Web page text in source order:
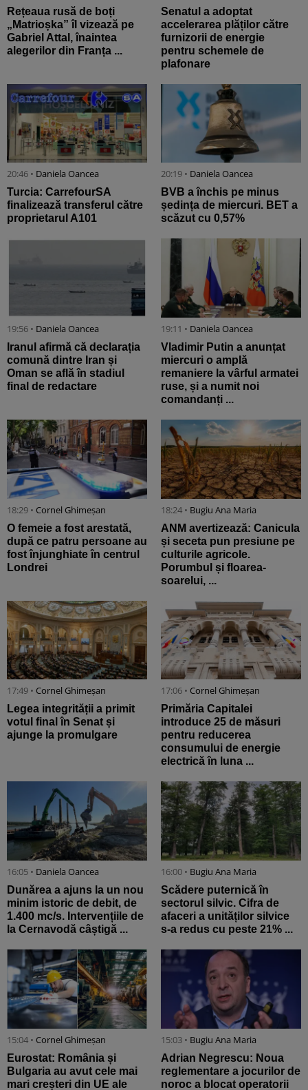
Rețeaua rusă de boți
„Matrioșka” îl vizează pe
Gabriel Attal, înaintea
alegerilor din Franța ...
Senatul a adoptat
accelerarea plăților către
furnizorii de energie
pentru schemele de
plafonare
20:46 • Daniela Oancea
Turcia: CarrefourSA
finalizează transferul către
proprietarul A101
20:19 • Daniela Oancea
BVB a închis pe minus
ședința de miercuri. BET a
scăzut cu 0,57%
19:56 • Daniela Oancea
Iranul afirmă că declarația
comună dintre Iran și
Oman se află în stadiul
final de redactare
19:11 • Daniela Oancea
Vladimir Putin a anunțat
miercuri o amplă
remaniere la vârful armatei
ruse, și a numit noi
comandanți ...
18:29 • Cornel Ghimeșan
O femeie a fost arestată,
după ce patru persoane au
fost înjunghiate în centrul
Londrei
18:24 • Bugiu ⁠Ana Maria
ANM avertizează: Canicula
și seceta pun presiune pe
culturile agricole.
Porumbul și floarea-
soarelui, ...
17:49 • Cornel Ghimeșan
Legea integrității a primit
votul final în Senat și
ajunge la promulgare
17:06 • Cornel Ghimeșan
Primăria Capitalei
introduce 25 de măsuri
pentru reducerea
consumului de energie
electrică în luna ...
16:05 • Daniela Oancea
Dunărea a ajuns la un nou
minim istoric de debit, de
1.400 mc/s. Intervențiile de
la Cernavodă câștigă ...
16:00 • Bugiu ⁠Ana Maria
Scădere puternică în
sectorul silvic. Cifra de
afaceri a unităților silvice
s-a redus cu peste 21% ...
15:04 • Cornel Ghimeșan
Eurostat: România și
Bulgaria au avut cele mai
mari creșteri din UE ale
15:03 • Bugiu ⁠Ana Maria
Adrian Negrescu: Noua
reglementare a jocurilor de
noroc a blocat operatorii